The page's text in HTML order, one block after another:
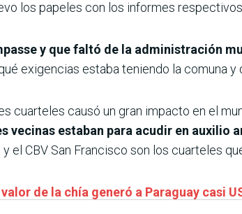
los papeles con los informes
y que faltó de la administración
exigencias estaba teniendo la comuna y
cuarteles causó un gran impacto en el
vecinas estaban para acudir en auxilio
el CBV San Francisco son los cuarteles
de la chía generó a Paraguay casi